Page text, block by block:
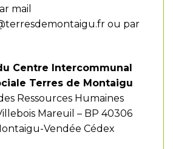
mail
ou par
Centre Intercommunal
Terres de Montaigu
Ressources Humaines
Mareuil – BP 40306
Vendée Cédex